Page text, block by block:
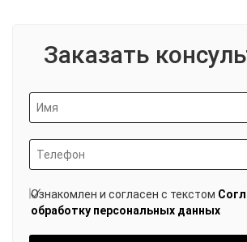
Заказать
Ознакомлен и согласен с текстом
обработку персональных данных